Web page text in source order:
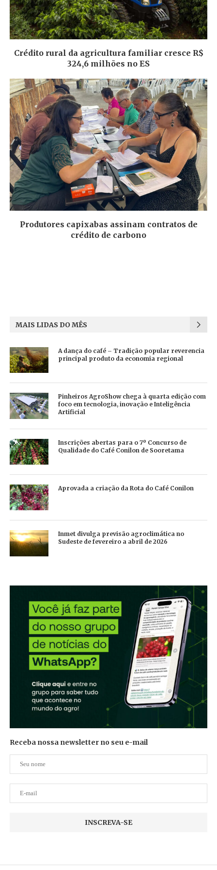
Crédito rural da agricultura familiar cresce R$
324,6 milhões no ES
Produtores capixabas assinam contratos de
crédito de carbono
MAIS LIDAS DO MÊS
A dança do café – Tradição popular reverencia
principal produto da economia regional
Pinheiros AgroShow chega à quarta edição com
foco em tecnologia, inovação e Inteligência
Artificial
Inscrições abertas para o 7º Concurso de
Qualidade do Café Conilon de Sooretama
Aprovada a criação da Rota do Café Conilon
Inmet divulga previsão agroclimática no
Sudeste de fevereiro a abril de 2026
Receba nossa newsletter no seu e-mail